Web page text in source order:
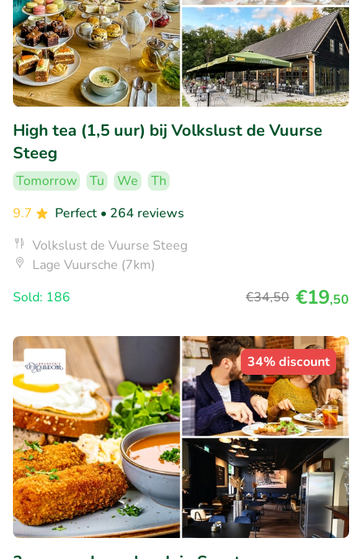
High tea (1,5 uur) bij Volkslust de Vuurse
Steeg
Tomorrow Tu We
Th
9.7
Perfect • 264 reviews
Volkslust de Vuurse Steeg
Lage Vuursche (7km)
Sold: 186
€34,50 €19,50
34% discount